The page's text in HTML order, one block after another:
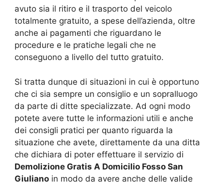
avuto sia il ritiro e il trasporto del veicolo
totalmente gratuito, a spese dell’azienda, oltre
anche ai pagamenti che riguardano le
procedure e le pratiche legali che ne
conseguono a livello del tutto gratuito.
Si tratta dunque di situazioni in cui è opportuno
che ci sia sempre un consiglio e un sopralluogo
da parte di ditte specializzate. Ad ogni modo
potete avere tutte le informazioni utili e anche
dei consigli pratici per quanto riguarda la
situazione che avete, direttamente da una ditta
che dichiara di poter effettuare il servizio di
Demolizione Gratis A Domicilio Fosso San
Giuliano in modo da avere anche delle valide